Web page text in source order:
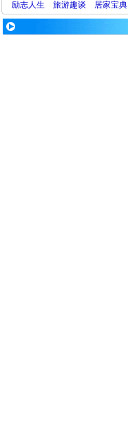
励志人生
旅游趣谈 居家宝典